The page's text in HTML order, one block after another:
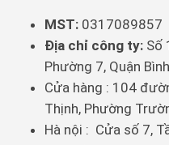
MST: 0317089857
Địa chỉ công ty: Số
Phường 7, Quận
Cửa hàng : 104
Thịnh, Phường
Hà nội : Cửa số 7,